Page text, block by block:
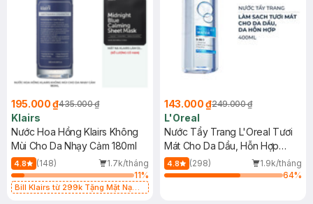
195.000 ₫435.000 ₫
Klairs
Nước Hoa Hồng Klairs Không
Mùi Cho Da Nhạy Cảm 180ml
4.8 (148)
1.7k/tháng
11%
Bill Klairs từ 299k Tặng Mặt Nạ
143.000 ₫249.000 ₫
L'Oreal
Nước Tẩy Trang L'Oreal Tươi
Mát Cho Da Dầu, Hỗn Hợp
400ml
4.8 (298)
1.9k/tháng
64%